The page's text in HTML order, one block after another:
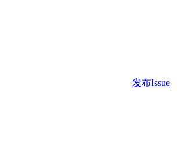
发布Issue